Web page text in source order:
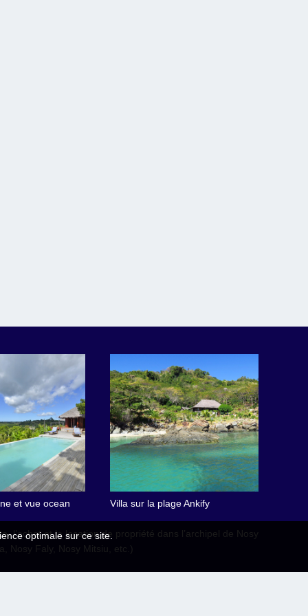
et vue ocean Villa sur la plage Ankify
l’achat et la location de propriété dans l’archipel de Nosy
Nosy Faly, Nosy Mitsiu, etc.)
optimale sur ce site.